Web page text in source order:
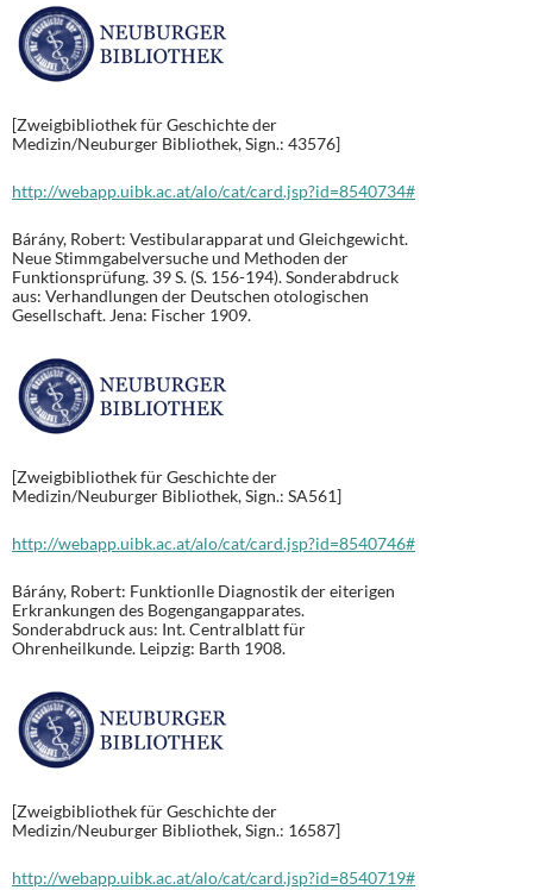
[Zweigbibliothek für Geschichte der
Medizin/Neuburger Bibliothek, Sign.: 43576]
http://webapp.uibk.ac.at/alo/cat/card.jsp?id=8540734#
Bárány, Robert: Vestibularapparat und Gleichgewicht.
Neue Stimmgabelversuche und Methoden der
Funktionsprüfung. 39 S. (S. 156-194). Sonderabdruck
aus: Verhandlungen der Deutschen otologischen
Gesellschaft. Jena: Fischer 1909.
[Zweigbibliothek für Geschichte der
Medizin/Neuburger Bibliothek, Sign.: SA561]
http://webapp.uibk.ac.at/alo/cat/card.jsp?id=8540746#
Bárány, Robert: Funktionlle Diagnostik der eiterigen
Erkrankungen des Bogengangapparates.
Sonderabdruck aus: Int. Centralblatt für
Ohrenheilkunde. Leipzig: Barth 1908.
[Zweigbibliothek für Geschichte der
Medizin/Neuburger Bibliothek, Sign.: 16587]
http://webapp.uibk.ac.at/alo/cat/card.jsp?id=8540719#